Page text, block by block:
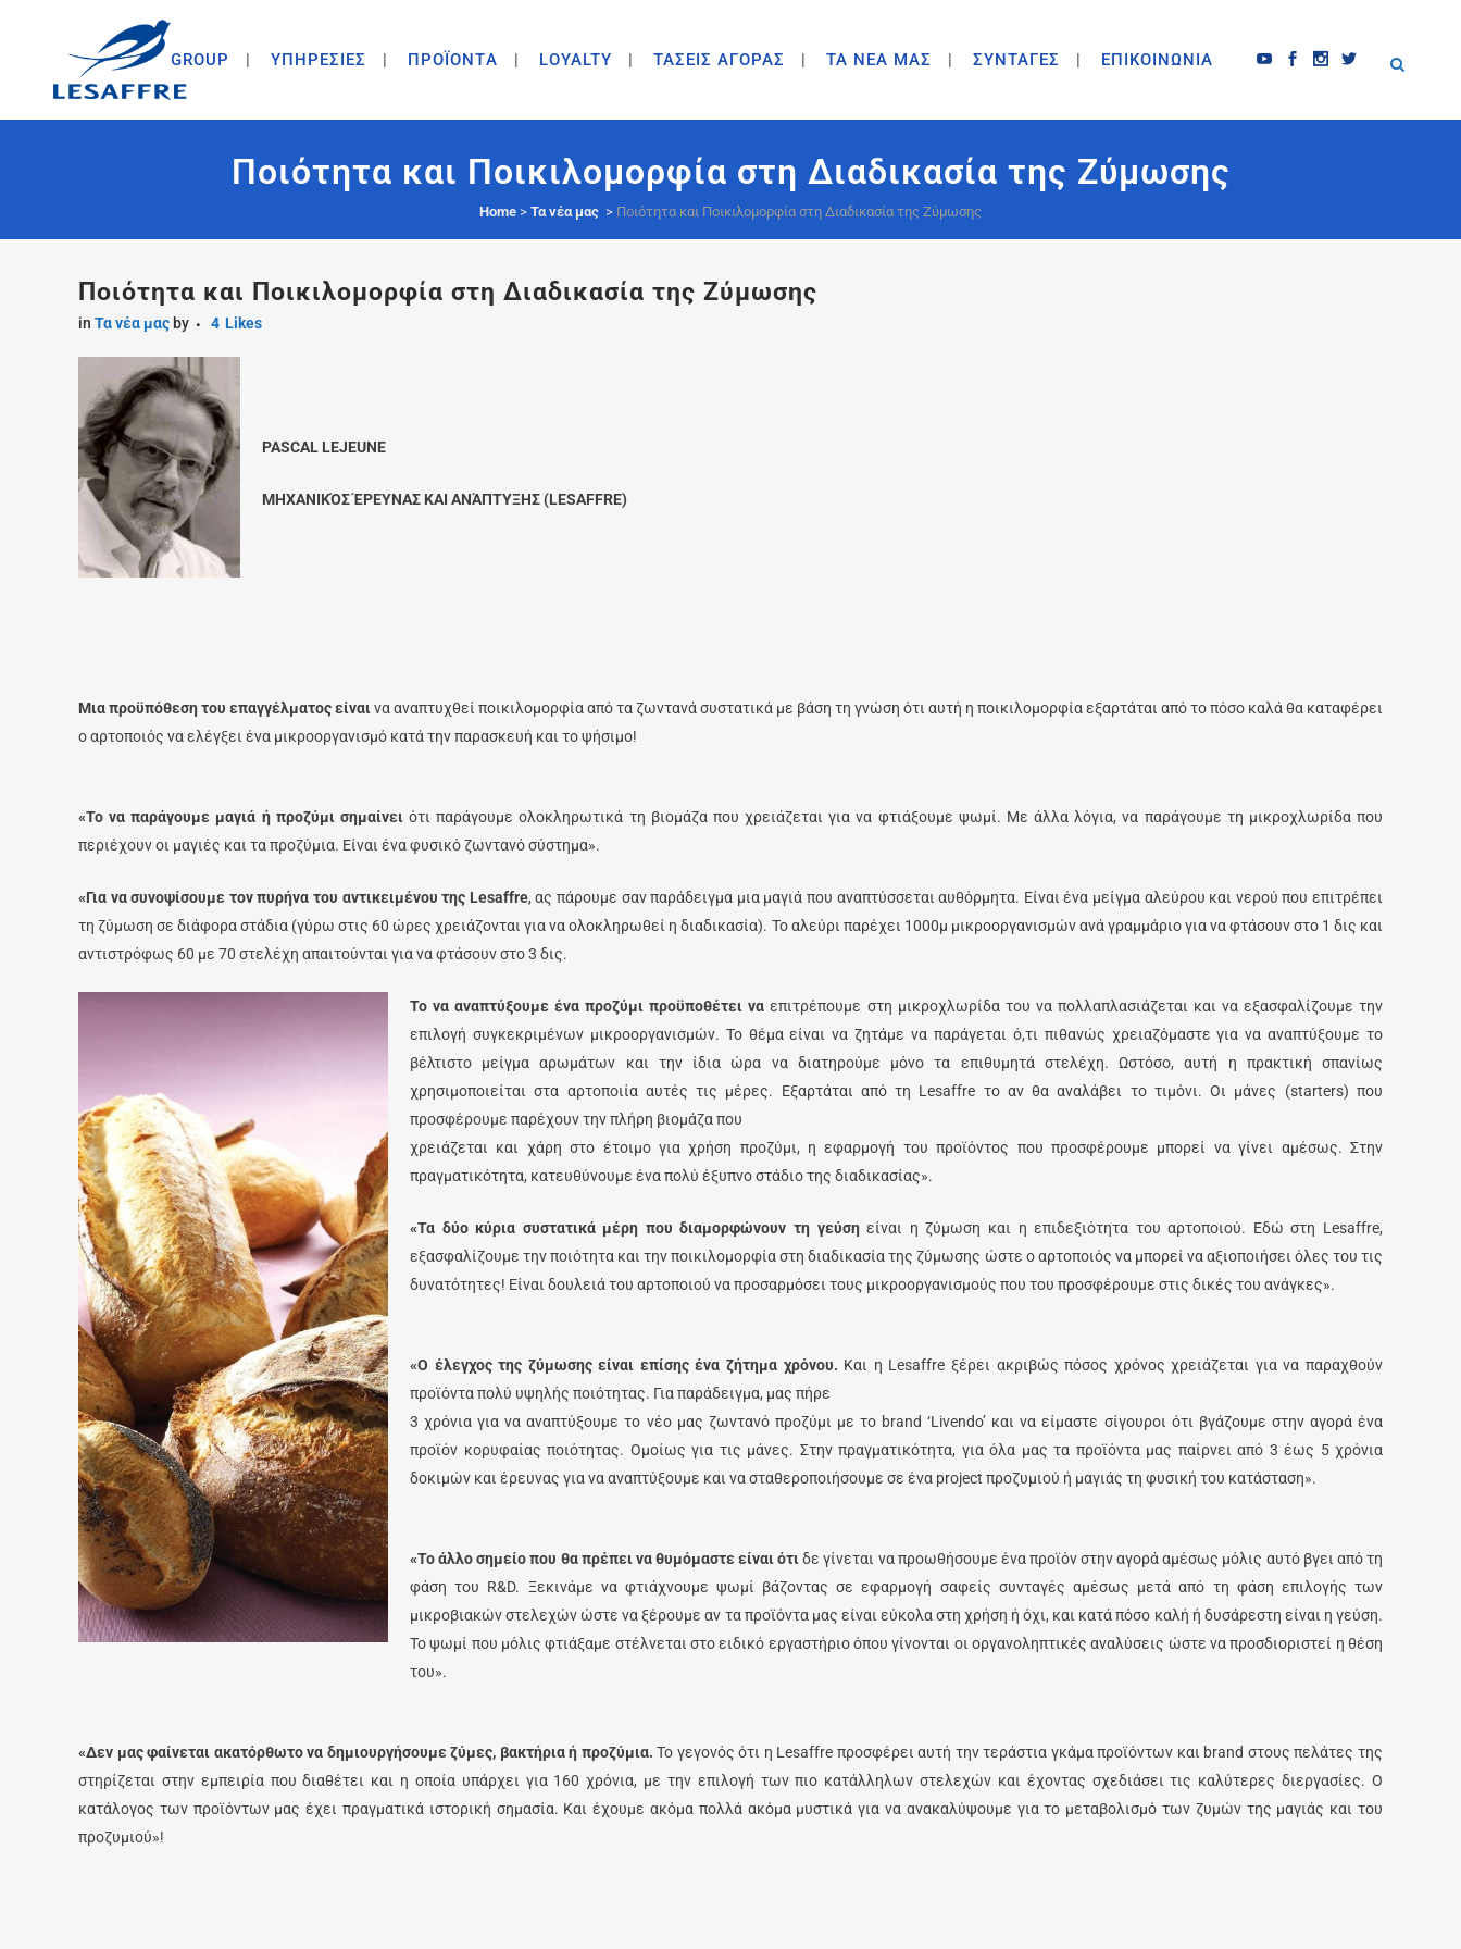
GROUP ΥΠΗΡΕΣΙΕΣ ΠΡΟΪΟΝΤA LOYALTY ΤΑΣΕΙΣ ΑΓΟΡΑΣ ΤΑ ΝΕΑ ΜΑΣ ΣΥΝΤΑΓΕΣ ΕΠΙΚΟΙΝΩΝΙΑ
Ποιότητα και Ποικιλομορφία στη Διαδικασία της Ζύμωσης
Home > Τα νέα μας > Ποιότητα και Ποικιλομορφία στη Διαδικασία της Ζύμωσης
Ποιότητα και Ποικιλομορφία στη Διαδικασία της Ζύμωσης
in Τα νέα μας by 4 Likes
PASCAL LEJEUNE
ΜΗΧΑΝΙΚΌΣ ΈΡΕΥΝΑΣ ΚΑΙ ΑΝΆΠΤΥΞΗΣ (LESAFFRE)
Μια προϋπόθεση του επαγγέλματος είναινα αναπτυχθεί ποικιλομορφία από τα ζωντανά συστατικά με βάση τη γνώση ότι αυτή η ποικιλομορφία εξαρτάται από το πόσο καλά θα καταφέρει
ο αρτοποιός να ελέγξει ένα μικροοργανισμό κατά την παρασκευή και το ψήσιμο!
«Το να παράγουμε μαγιά ή προζύμι σημαίνειότι παράγουμε ολοκληρωτικά τη βιομάζα που χρειάζεται για να φτιάξουμε ψωμί. Με άλλα λόγια, να παράγουμε τη μικροχλωρίδα που
περιέχουν οι μαγιές και τα προζύμια. Είναι ένα φυσικό ζωντανό σύστημα».
«Για να συνοψίσουμε τον πυρήνα του αντικειμένου της Lesaffre, ας πάρουμε σαν παράδειγμα μια μαγιά που αναπτύσσεται αυθόρμητα. Είναι ένα μείγμα αλεύρου και νερού που επιτρέπει
τη ζύμωση σε διάφορα στάδια (γύρω στις 60 ώρες χρειάζονται για να ολοκληρωθεί η διαδικασία). Το αλεύρι παρέχει 1000μ μικροοργανισμών ανά γραμμάριο για να φτάσουν στο 1 δις και
αντιστρόφως 60 με 70 στελέχη απαιτούνται για να φτάσουν στο 3 δις.
Το να αναπτύξουμε ένα προζύμι προϋποθέτει ναεπιτρέπουμε στη μικροχλωρίδα του να πολλαπλασιάζεται και να εξασφαλίζουμε την
επιλογή συγκεκριμένων μικροοργανισμών. Το θέμα είναι να ζητάμε να παράγεται ό,τι πιθανώς χρειαζόμαστε για να αναπτύξουμε το
βέλτιστο μείγμα αρωμάτων και την ίδια ώρα να διατηρούμε μόνο τα επιθυμητά στελέχη. Ωστόσο, αυτή η πρακτική σπανίως
χρησιμοποιείται στα αρτοποιία αυτές τις μέρες. Εξαρτάται από τη Lesaffre το αν θα αναλάβει το τιμόνι. Οι μάνες (starters) που
προσφέρουμε παρέχουν την πλήρη βιομάζα που
χρειάζεται και χάρη στο έτοιμο για χρήση προζύμι, η εφαρμογή του προϊόντος που προσφέρουμε μπορεί να γίνει αμέσως. Στην
πραγματικότητα, κατευθύνουμε ένα πολύ έξυπνο στάδιο της διαδικασίας».
«Τα δύο κύρια συστατικά μέρη που διαμορφώνουν τη γεύσηείναι η ζύμωση και η επιδεξιότητα του αρτοποιού. Εδώ στη Lesaffre,
εξασφαλίζουμε την ποιότητα και την ποικιλομορφία στη διαδικασία της ζύμωσης ώστε ο αρτοποιός να μπορεί να αξιοποιήσει όλες του τις
δυνατότητες! Είναι δουλειά του αρτοποιού να προσαρμόσει τους μικροοργανισμούς που του προσφέρουμε στις δικές του ανάγκες».
«Ο έλεγχος της ζύμωσης είναι επίσης ένα ζήτημα χρόνου. Και η Lesaffre ξέρει ακριβώς πόσος χρόνος χρειάζεται για να παραχθούν
προϊόντα πολύ υψηλής ποιότητας. Για παράδειγμα, μας πήρε
3 χρόνια για να αναπτύξουμε το νέο μας ζωντανό προζύμι με το brand ‘Livendo’ και να είμαστε σίγουροι ότι βγάζουμε στην αγορά ένα
προϊόν κορυφαίας ποιότητας. Ομοίως για τις μάνες. Στην πραγματικότητα, για όλα μας τα προϊόντα μας παίρνει από 3 έως 5 χρόνια
δοκιμών και έρευνας για να αναπτύξουμε και να σταθεροποιήσουμε σε ένα project προζυμιού ή μαγιάς τη φυσική του κατάσταση».
«Το άλλο σημείο που θα πρέπει να θυμόμαστε είναι ότιδε γίνεται να προωθήσουμε ένα προϊόν στην αγορά αμέσως μόλις αυτό βγει από τη
φάση του R&D. Ξεκινάμε να φτιάχνουμε ψωμί βάζοντας σε εφαρμογή σαφείς συνταγές αμέσως μετά από τη φάση επιλογής των
μικροβιακών στελεχών ώστε να ξέρουμε αν τα προϊόντα μας είναι εύκολα στη χρήση ή όχι, και κατά πόσο καλή ή δυσάρεστη είναι η γεύση.
Το ψωμί που μόλις φτιάξαμε στέλνεται στο ειδικό εργαστήριο όπου γίνονται οι οργανοληπτικές αναλύσεις ώστε να προσδιοριστεί η θέση
του».
«Δεν μας φαίνεται ακατόρθωτο να δημιουργήσουμε ζύμες, βακτήρια ή προζύμια. Το γεγονός ότι η Lesaffre προσφέρει αυτή την τεράστια γκάμα προϊόντων και brand στους πελάτες της
στηρίζεται στην εμπειρία που διαθέτει και η οποία υπάρχει για 160 χρόνια, με την επιλογή των πιο κατάλληλων στελεχών και έχοντας σχεδιάσει τις καλύτερες διεργασίες. Ο
κατάλογος των προϊόντων μας έχει πραγματικά ιστορική σημασία. Και έχουμε ακόμα πολλά ακόμα μυστικά για να ανακαλύψουμε για το μεταβολισμό των ζυμών της μαγιάς και του
προζυμιού»!